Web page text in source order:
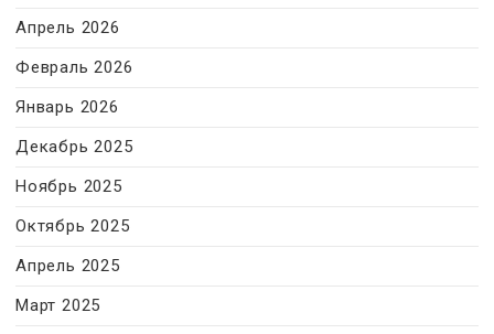
Апрель 2026
Февраль 2026
Январь 2026
Декабрь 2025
Ноябрь 2025
Октябрь 2025
Апрель 2025
Март 2025